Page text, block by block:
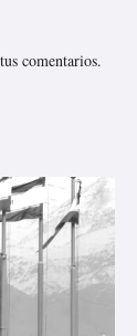
comentarios.